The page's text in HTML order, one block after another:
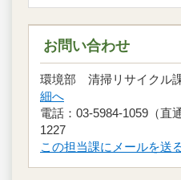
お問い合わせ
環境部 清掃リサイク
細へ
電話：03-5984-1059（
1227
この担当課にメールを送